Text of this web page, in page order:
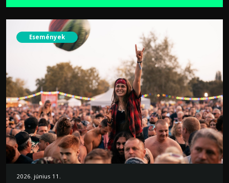
Események
2026. június 11.